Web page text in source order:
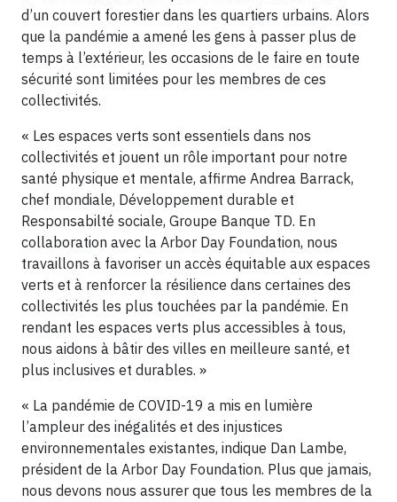
d’un couvert forestier dans les quartiers urbains. Alors
que la pandémie a amené les gens à passer plus de
temps à l’extérieur, les occasions de le faire en toute
sécurité sont limitées pour les membres de ces
collectivités.
« Les espaces verts sont essentiels dans nos
collectivités et jouent un rôle important pour notre
santé physique et mentale, affirme Andrea Barrack,
chef mondiale, Développement durable et
Responsabilté sociale, Groupe Banque TD. En
collaboration avec la Arbor Day Foundation, nous
travaillons à favoriser un accès équitable aux espaces
verts et à renforcer la résilience dans certaines des
collectivités les plus touchées par la pandémie. En
rendant les espaces verts plus accessibles à tous,
nous aidons à bâtir des villes en meilleure santé, et
plus inclusives et durables. »
« La pandémie de COVID-19 a mis en lumière
l’ampleur des inégalités et des injustices
environnementales existantes, indique Dan Lambe,
président de la Arbor Day Foundation. Plus que jamais,
nous devons nous assurer que tous les membres de la